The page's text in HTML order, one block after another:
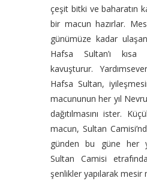
çeşit bitki ve baharatın
bir macun hazırlar.
günümüze kadar
Hafsa Sultan’ı kısa
kavuşturur.
Hafsa Sultan,
macununun her yıl
dağıtılmasını ister.
macun, Sultan
günden bu güne her
Sultan Camisi
şenlikler yapılarak mesir